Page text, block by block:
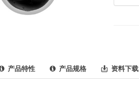
产品特性 产品规格 资料下载